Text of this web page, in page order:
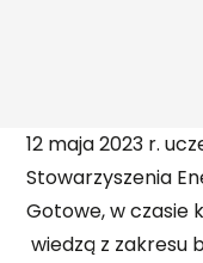
AKTUALNOŚCI
KAMERALNY
PORADNIK
FAQ
REALIZACJE
DOMY
KARIERA
12 maja 2023 r.
Stowarzyszenia
Gotowe, w czasie
wiedzą z zakresu